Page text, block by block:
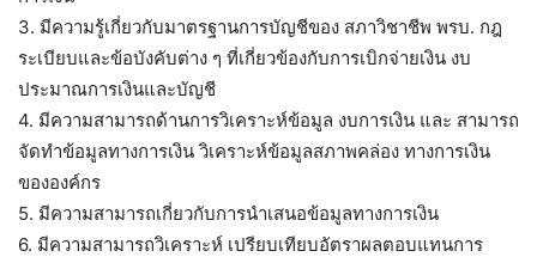
3. มีความรู้เกี่ยวกับมาตรฐานการบัญชีของ สภาวิชาชีพ พรบ. กฎ
ระเบียบและข้อบังคับต่าง ๆ ที่เกี่ยวข้องกับการเบิกจ่ายเงิน งบ
ประมาณการเงินและบัญชี
4. มีความสามารถด้านการวิเคราะห์ข้อมูล งบการเงิน และ สามารถ
จัดทำข้อมูลทางการเงิน วิเคราะห์ข้อมูลสภาพคล่อง ทางการเงิน
ขององค์กร
5. มีความสามารถเกี่ยวกับการนำเสนอข้อมูลทางการเงิน
6. มีความสามารถวิเคราะห์ เปรียบเทียบอัตราผลตอบแทนการ